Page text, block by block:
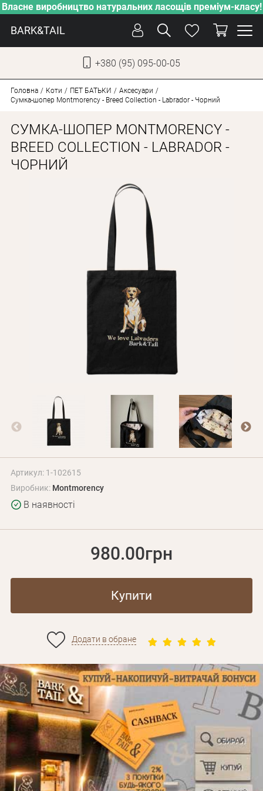
Власне виробництво натуральних ласощів преміум-класу!
BARK&TAIL
+380 (95) 095-00-05
ДОГЛЯД
ПІКЛУВАННЯ
ВЛАСНЕ ВИРОБНИЦТВО
НОВИНКИ
ДЛЯ КОТІВ
Оплата і доставка
Програма лояльності
Про Нас
Оптовим клієнтам
Контакти
+380 (95) 095-00-05
Головна Коти ПЕT БАТЬКИ
Аксесуари
Сумка-шопер Montmorency - Breed Collection - Labrador - Чорний
СУМКА-ШОПЕР MONTMORENCY -
BREED COLLECTION - LABRADOR -
ЧОРНИЙ
Артикул: 1-102615
Виробник: Montmorency
В наявності
980.00грн
Купити
Додати в обране